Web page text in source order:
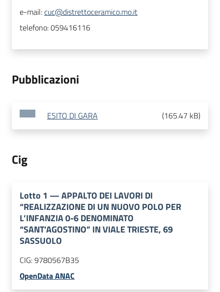
e-mail:cuc@distrettoceramico.mo.it
telefono:059416116
Pubblicazioni
ESITO DI GARA (165.47 kB)
Cig
Lotto 1 —APPALTO DEI LAVORI DI
“REALIZZAZIONE DI UN NUOVO POLO PER
L’INFANZIA 0-6 DENOMINATO
“SANT’AGOSTINO” IN VIALE TRIESTE, 69
SASSUOLO
CIG:9780567B35
OpenData ANAC